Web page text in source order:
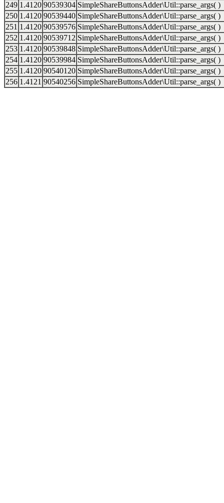
249 1.4120 90539304 SimpleShareButtonsAdder\Util::parse_args( )
250 1.4120 90539440 SimpleShareButtonsAdder\Util::parse_args( )
251 1.4120 90539576 SimpleShareButtonsAdder\Util::parse_args( )
252 1.4120 90539712 SimpleShareButtonsAdder\Util::parse_args( )
253 1.4120 90539848 SimpleShareButtonsAdder\Util::parse_args( )
254 1.4120 90539984 SimpleShareButtonsAdder\Util::parse_args( )
255 1.4120 90540120 SimpleShareButtonsAdder\Util::parse_args( )
256 1.4121 90540256 SimpleShareButtonsAdder\Util::parse_args( )